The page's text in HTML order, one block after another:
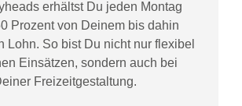
erhältst Du jeden Montag
Prozent von Deinem bis dahin
Lohn. So bist Du nicht nur flexibel
Einsätzen, sondern auch bei
Freizeitgestaltung.